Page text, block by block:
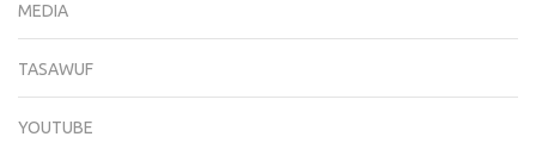
MEDIA
TASAWUF
YOUTUBE